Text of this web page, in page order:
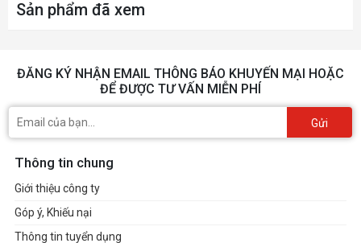
Recommended
Sản phẩm đã xem
ĐĂNG KÝ NHẬN EMAIL THÔNG BÁO KHUYẾN MẠI HOẶC
ĐỂ ĐƯỢC TƯ VẤN MIỄN PHÍ
Gửi
Thông tin chung
Giới thiệu công ty
Góp ý, Khiếu nại
Thông tin tuyển dụng